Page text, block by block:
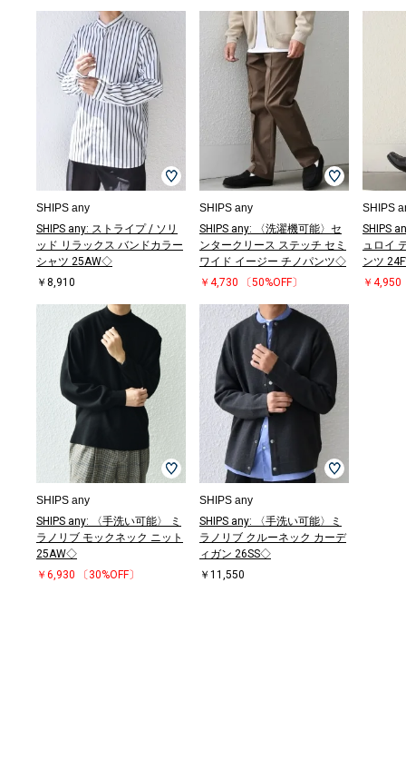
￥4,400
￥1,980
SHIPS any
SHIPS any: ストライプ / ソリ
ッド リラックス バンドカラー
シャツ 25AW◇
￥8,910
SHIPS any
SHIPS any: 〈洗濯機可能〉セ
ンタークリース ステッチ セミ
ワイド イージー チノパンツ◇
￥4,730
〔50%OFF〕
SHIPS
SHIPS
ュロイ
ンツ
￥4,950
SHIPS any
SHIPS any: 〈手洗い可能〉 ミ
ラノリブ モックネック ニット
25AW◇
￥6,930
〔30%OFF〕
SHIPS any
SHIPS any: 〈手洗い可能〉ミ
ラノリブ クルーネック カーデ
ィガン 26SS◇
￥11,550